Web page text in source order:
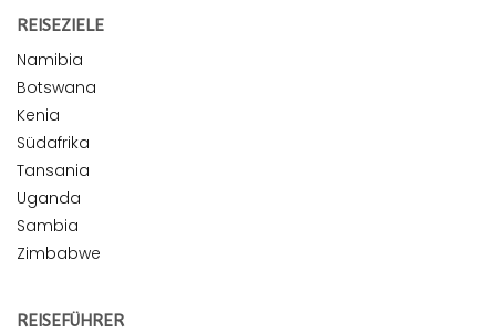
REISEZIELE
Namibia
Botswana
Kenia
Südafrika
Tansania
Uganda
Sambia
Zimbabwe
REISEFÜHRER